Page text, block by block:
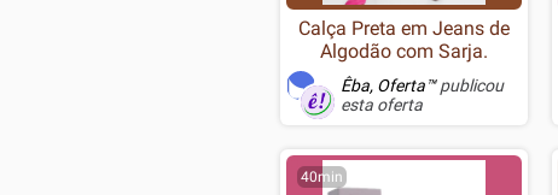
Calça Preta em Jeans de
Algodão com Sarja.
Êba, Oferta™publicou
esta oferta
40min